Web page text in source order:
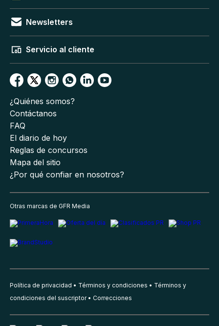
Newsletters
Servicio al cliente
¿Quiénes somos?
Contáctanos
FAQ
El diario de hoy
Reglas de concursos
Mapa del sitio
¿Por qué confiar en nosotros?
Otras marcas de GFR Media
Política de privacidad Términos y condiciones
Términos y
condiciones del suscriptor
Correcciones